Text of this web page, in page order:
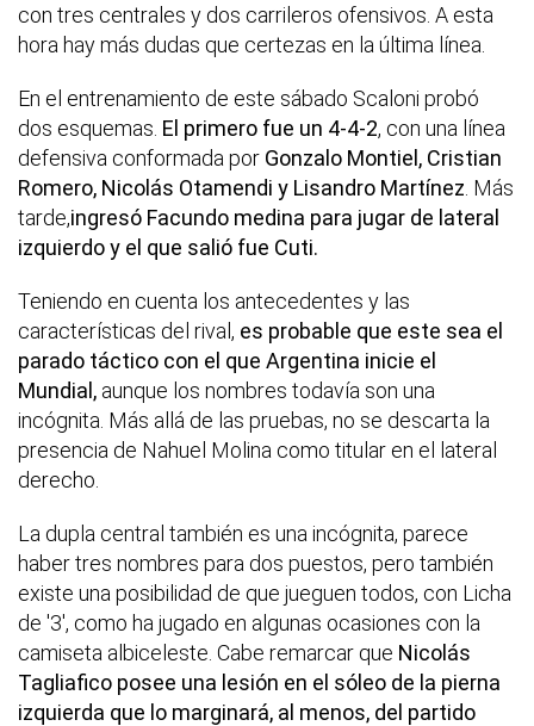
con tres centrales y dos carrileros ofensivos. A esta
hora hay más dudas que certezas en la última línea.
En el entrenamiento de este sábado Scaloni probó
dos esquemas. El primero fue un 4-4-2, con una línea
defensiva conformada por Gonzalo Montiel, Cristian
Romero, Nicolás Otamendi y Lisandro Martínez . Más
tarde,ingresó Facundo medina para jugar de lateral
izquierdo y el que salió fue Cuti.
Teniendo en cuenta los antecedentes y las
características del rival, es probable que este sea el
parado táctico con el que Argentina inicie el
Mundial, aunque los nombres todavía son una
incógnita. Más allá de las pruebas, no se descarta la
presencia de Nahuel Molina como titular en el lateral
derecho.
La dupla central también es una incógnita, parece
haber tres nombres para dos puestos, pero también
existe una posibilidad de que jueguen todos, con Licha
de '3', como ha jugado en algunas ocasiones con la
camiseta albiceleste. Cabe remarcar que Nicolás
Tagliafico posee una lesión en el sóleo de la pierna
izquierda que lo marginará, al menos, del partido